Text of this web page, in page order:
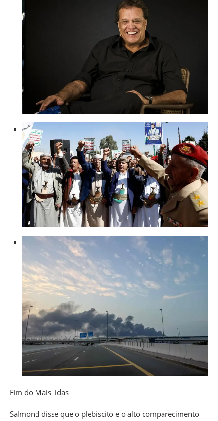
Fim do Mais lidas
Salmond disse que o plebiscito e o alto comparecimento